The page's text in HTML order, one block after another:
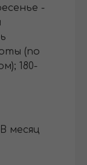
-
(по
180-
месяц